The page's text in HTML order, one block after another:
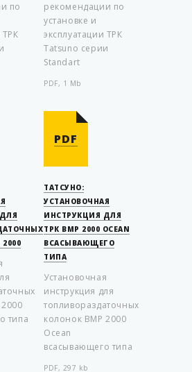
по
ТРК
рекомендации по
установке и
эксплуатации ТРК
Tatsuno серии
Standart
PDF, 1 Mb
типа
PDF
ТАТСУНО:
УСТАНОВОЧНАЯ
ИНСТРУКЦИЯ ДЛЯ
ТРК ВМР 2000 OCEAN
ВСАСЫВАЮЩЕГО
ТИПА
Установочная
инструкция для
топливораздаточных
колонок ВМР 2000
Ocean
всасывающего типа
PDF, 297 kb